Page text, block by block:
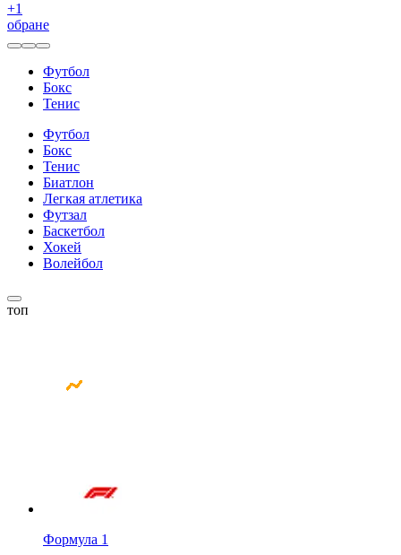
+1
обране
Футбол
Бокс
Тенис
Футбол
Бокс
Тенис
Биатлон
Легкая атлетика
Футзал
Баскетбол
Хокей
Волейбол
топ
Формула 1